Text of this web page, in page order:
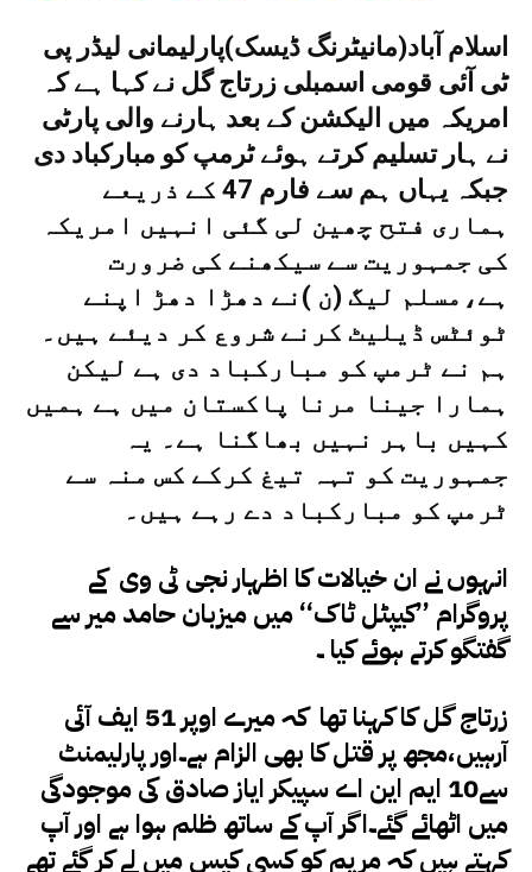
اسلام آباد(مانیٹرنگ ڈیسک)پارلیمانی لیڈر پی
ٹی آئی قومی اسمبلی زرتاج گل نے کہا ہے کہ
امریکہ میں الیکشن کے بعد ہارنے والی پارٹی
نے ہار تسلیم کرتے ہوئے ٹرمپ کو مبارکباد دی
جبکہ یہاں ہم سے فارم 47 کے ذریعے
ہماری فتح چھین لی گئی انہیں امریکہ
کی جمہوریت سے سیکھنے کی ضرورت
ہے،مسلم لیگ (ن )نے دھڑا دھڑ اپنے
ٹوئٹس ڈیلیٹ کرنے شروع کر دیئے ہیں۔
ہم نے ٹرمپ کو مبارکباد دی ہے لیکن
ہمارا جینا مرنا پاکستان میں ہے ہمیں
کہیں باہر نہیں بھاگنا ہے۔ یہ
جمہوریت کو تہہ تیغ کرکے کس منہ سے
ٹرمپ کو مبارکباد دے رہے ہیں۔
پروگرام ’’کیپٹل ٹاک‘‘ میں میزبان حامد میر سے
گفتگو کرتے ہوئے کیا ۔
زرتاج گل کا کہنا تھا کہ میرے اوپر 51 ایف آئی
آرہیں،مجھ پر قتل کا بھی الزام ہے۔اور پارلیمنٹ
سے10 ایم این اے سپیکر ایاز صادق کی موجودگی
میں اٹھائے گئے۔اگر آپ کے ساتھ ظلم ہوا ہے اور آپ
کہتے ہیں کہ مریم کو کسی کیس میں لے کر گئے تھے